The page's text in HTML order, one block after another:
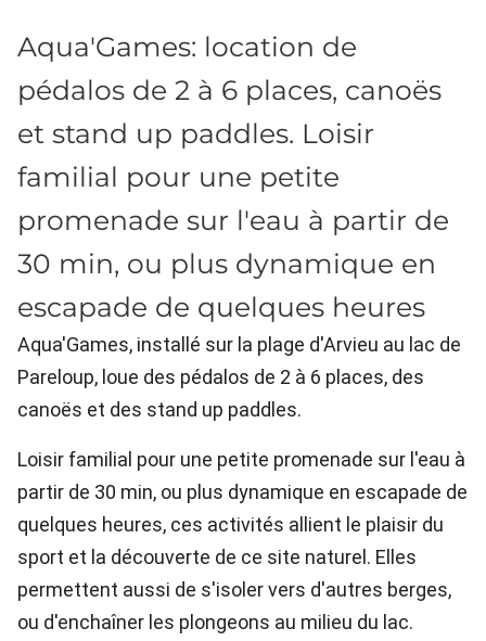
Aqua'Games: location de
pédalos de 2 à 6 places, canoës
et stand up paddles. Loisir
familial pour une petite
promenade sur l'eau à partir de
30 min, ou plus dynamique en
escapade de quelques heures
Aqua'Games, installé sur la plage d'Arvieu au lac de
Pareloup, loue des pédalos de 2 à 6 places, des
canoës et des stand up paddles.
Loisir familial pour une petite promenade sur l'eau à
partir de 30 min, ou plus dynamique en escapade de
quelques heures, ces activités allient le plaisir du
sport et la découverte de ce site naturel. Elles
permettent aussi de s'isoler vers d'autres berges,
ou d'enchaîner les plongeons au milieu du lac.